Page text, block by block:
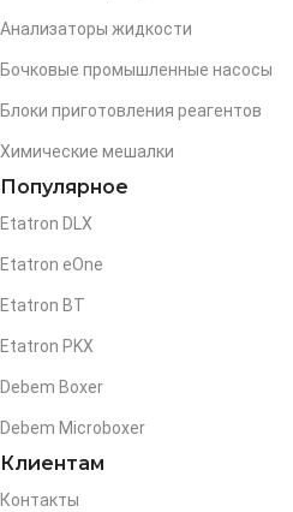
Анализаторы жидкости
Бочковые промышленные насосы
Блоки приготовления реагентов
Химические мешалки
Популярное
Etatron DLX
Etatron eOne
Etatron BT
Etatron PKX
Debem Boxer
Debem Microboxer
Клиентам
Контакты